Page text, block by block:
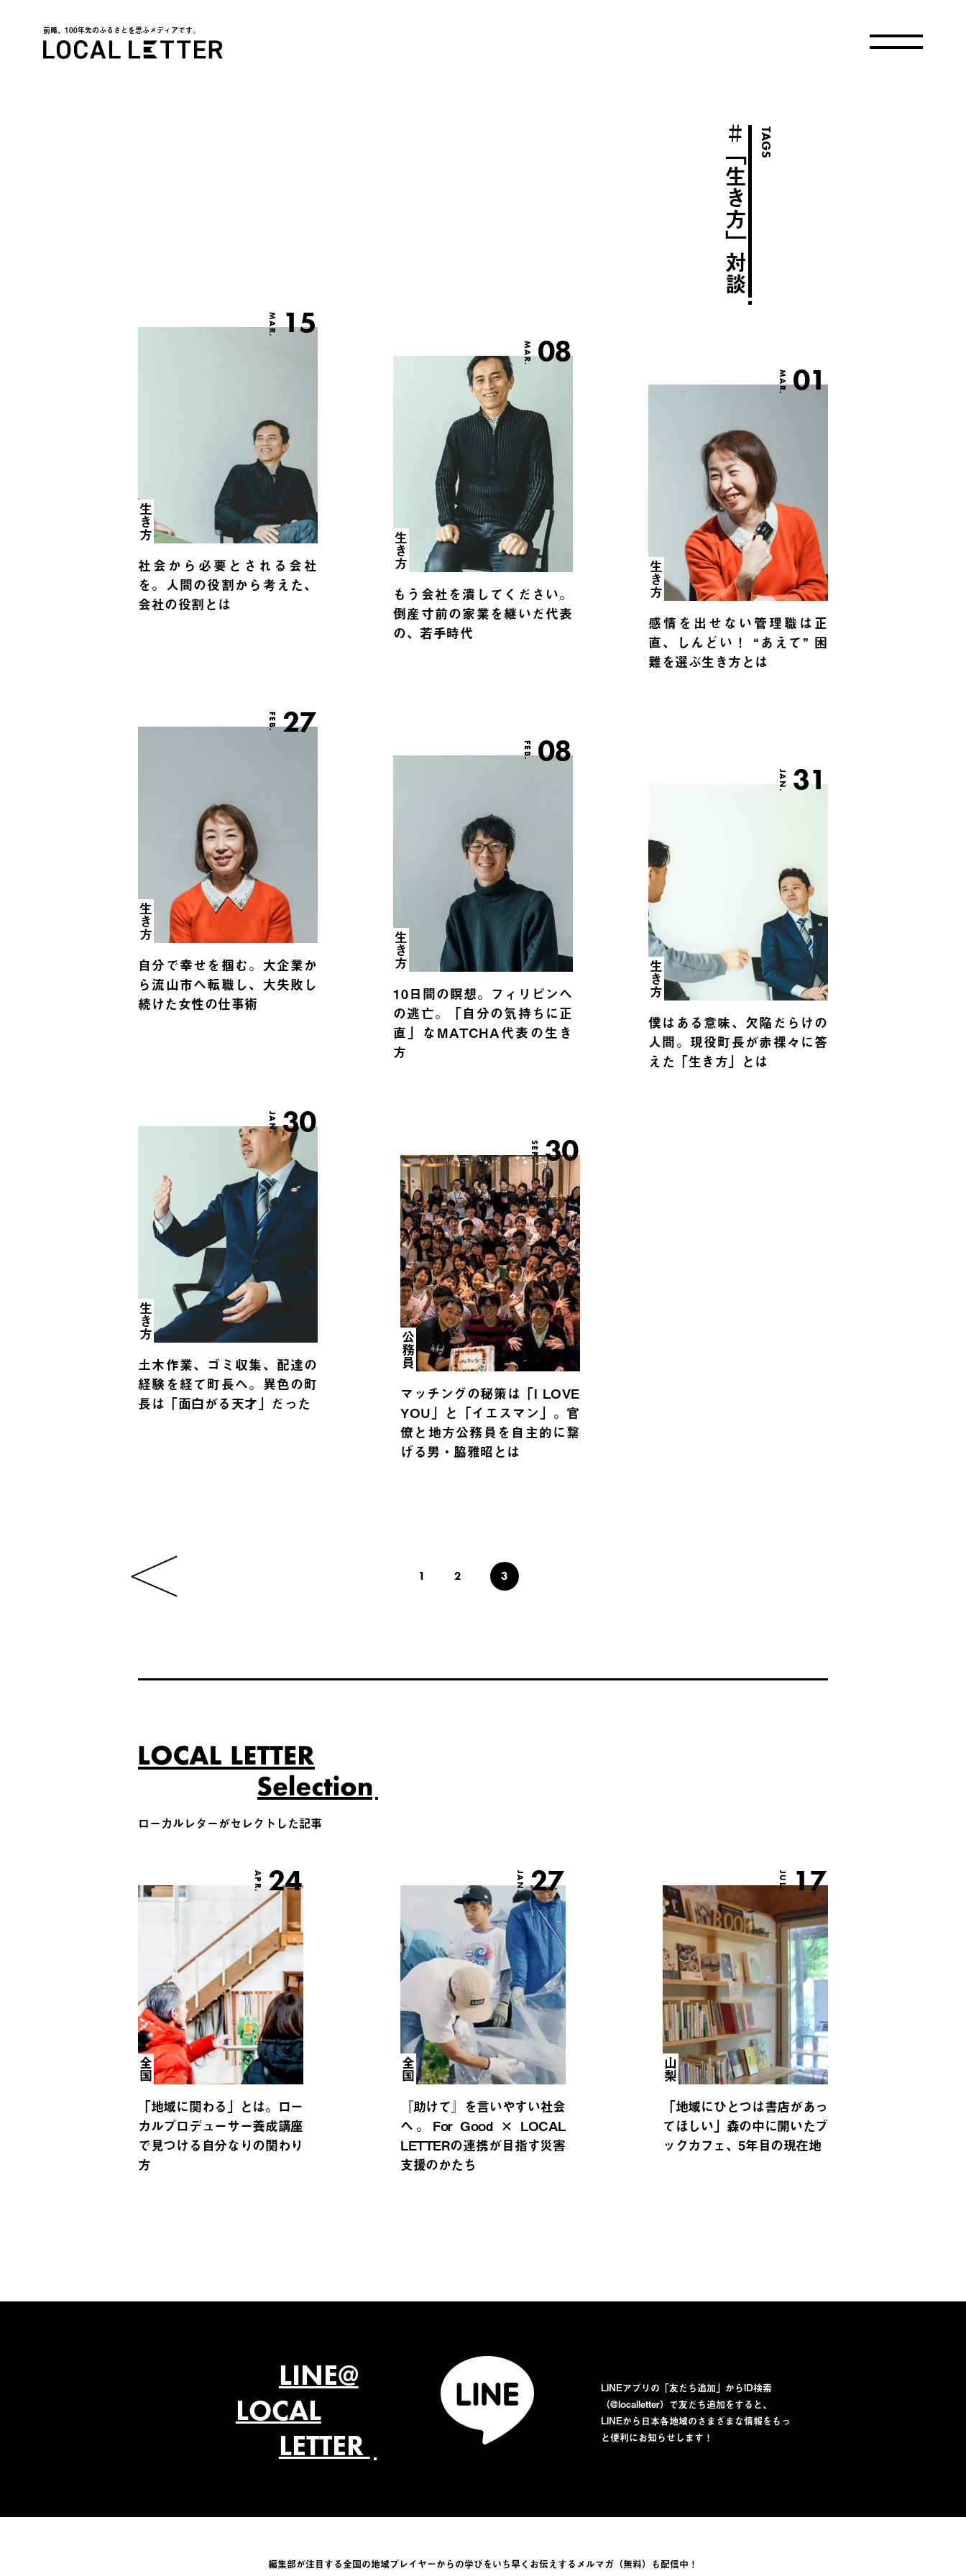
前略、100年先のふるさとを思ふメディアです。
TAGS
＃
「生き方」対談
MAR.15
生き方
社会から必要とされる会社
を。人間の役割から考えた、
会社の役割とは
MAR.08
生き方
もう会社を潰してください。
倒産寸前の家業を継いだ代表
の、若手時代
MAR.01
生き方
感情を出せない管理職は正
直、しんどい！ “あえて” 困
難を選ぶ生き方とは
FEB. 27
生き方
自分で幸せを掴む。大企業か
ら流山市へ転職し、大失敗し
続けた女性の仕事術
FEB. 08
生き方
10日間の瞑想。フィリピンへ
の逃亡。「自分の気持ちに正
直」なMATCHA代表の生き
方
JAN. 31
生き方
僕はある意味、欠陥だらけの
人間。現役町長が赤裸々に答
えた「生き方」とは
JAN.30
生き方
土木作業、ゴミ収集、配達の
経験を経て町長へ。異色の町
長は「面白がる天才」だった
SEP. 30
公務員
マッチングの秘策は「I LOVE
YOU」と「イエスマン」。官
僚と地方公務員を自主的に繋
げる男・脇雅昭とは
1 2 3
ローカルレターがセレクトした記事
APR. 24
全国
「地域に関わる」とは。ロー
カルプロデューサー養成講座
で見つける自分なりの関わり
方
JAN.27
全国
『助けて』を言いやすい社会
へ。For Good × LOCAL
LETTERの連携が目指す災害
支援のかたち
JUL. 17
山梨
「地域にひとつは書店があっ
てほしい」森の中に開いたブ
ックカフェ、5年目の現在地
LINE@
LOCAL
LETTER
LINEアプリの「友だち追加」からID検索
（@localletter）で友だち追加をすると、
LINEから日本各地域のさまざまな情報をもっ
と便利にお知らせします！
編集部が注目する全国の地域プレイヤーからの学びをいち早くお伝えするメルマガ（無料）も配信中！